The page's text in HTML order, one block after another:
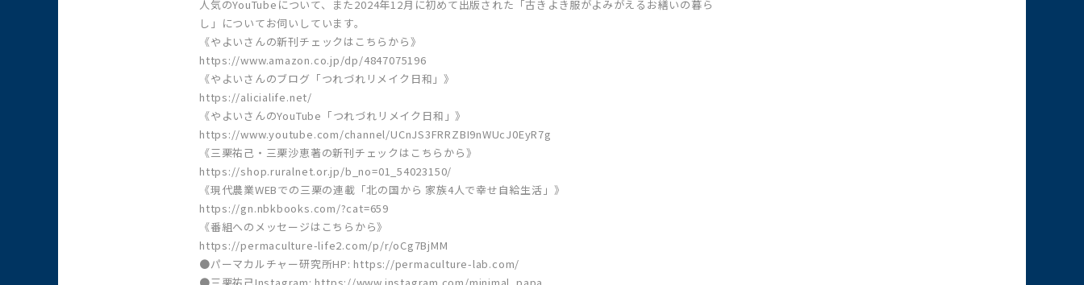
人気のYouTubeについて、また2024年12月に初めて出版された「古きよき服がよみがえるお繕いの暮ら
し」についてお伺いしています。
《やよいさんの新刊チェックはこちらから》
https://www.amazon.co.jp/dp/4847075196
《やよいさんのブログ「つれづれリメイク日和」》
https://alicialife.net/
《やよいさんのYouTube「つれづれリメイク日和」》
https://www.youtube.com/channel/UCnJS3FRRZBI9nWUcJ0EyR7g
《三栗祐己・三栗沙恵著の新刊チェックはこちらから》
https://shop.ruralnet.or.jp/b_no=01_54023150/
《現代農業WEBでの三栗の連載「北の国から 家族4人で幸せ自給生活」》
https://gn.nbkbooks.com/?cat=659
《番組へのメッセージはこちらから》
https://permaculture-life2.com/p/r/oCg7BjMM
●パーマカルチャー研究所HP: https://permaculture-lab.com/